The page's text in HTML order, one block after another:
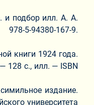
и подбор илл. А. А.
5-94380-167-9.
книги 1924 года.
128 с., илл. — ISBN
издание.
университета